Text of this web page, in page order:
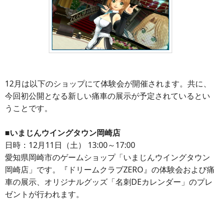
12月は以下のショップにて体験会が開催されます。共に、
今回初公開となる新しい痛車の展示が予定されているとい
うことです。
■いまじんウイングタウン岡崎店
日時：12月11日（土） 13:00～17:00
愛知県岡崎市のゲームショップ「いまじんウイングタウン
岡崎店」です。『ドリームクラブZERO』の体験会および痛
車の展示、オリジナルグッズ「名刺DEカレンダー」のプレ
ゼントが行われます。